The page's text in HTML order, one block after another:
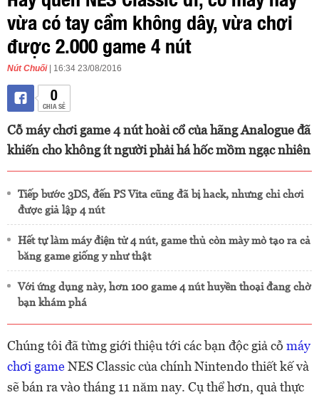
vừa có tay cầm không dây, vừa chơi
được 2.000 game 4 nút
Nút Chuối | 16:34 23/08/2016
0
CHIA SẺ
Cỗ máy chơi game 4 nút hoài cổ của hãng Analogue đã
khiến cho không ít người phải há hốc mồm ngạc nhiên
Tiếp bước 3DS, đến PS Vita cũng đã bị hack, nhưng chỉ chơi
được giả lập 4 nút
Hết tự làm máy điện tử 4 nút, game thủ còn mày mò tạo ra cả
băng game giống y như thật
Với ứng dụng này, hơn 100 game 4 nút huyền thoại đang chờ
bạn khám phá
Chúng tôi đã từng giới thiệu tới các bạn độc giả cỗ máy
chơi gameNES Classic của chính Nintendo thiết kế và
sẽ bán ra vào tháng 11 năm nay. Cụ thể hơn, quả thực